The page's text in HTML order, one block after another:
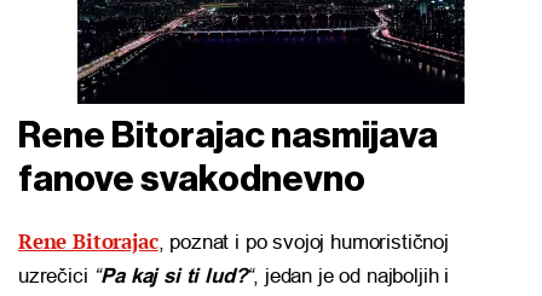
Rene Bitorajac nasmijava
fanove svakodnevno
Rene Bitorajac, poznat i po svojoj humorističnoj
uzrečici “Pa kaj si ti lud?“, jedan je od najboljih i